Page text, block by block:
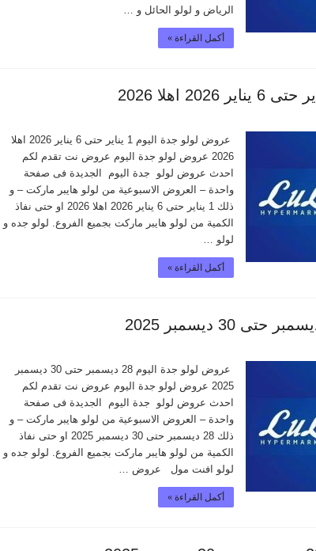
الرياض و لولو الحائل و …
أكمل القراءة »
عروض لولو جدة اليوم 1 يناير حتى 6 يناير 2026 اهلا
2026 عروض لولو جدة اليوم عروض نت تقدم لكم
احدث عروض لولو جدة اليوم الجديدة فى صفحة
واحدة – العروض الاسبوعية من لولو هايبر ماركت – و
ذلك 1 يناير حتى 6 يناير 2026 اهلا 2026 او حتى نفاذ
الكمية من لولو هايبر ماركت بجميع الفروع. لولو جده و
لولو …
أكمل القراءة »
عروض لولو جدة اليوم 28 ديسمبر حتى 30 ديسمبر
2025 عروض لولو جدة اليوم عروض نت تقدم لكم
احدث عروض لولو جدة اليوم الجديدة فى صفحة
واحدة – العروض الاسبوعية من لولو هايبر ماركت – و
ذلك 28 ديسمبر حتى 30 ديسمبر 2025 او حتى نفاذ
الكمية من لولو هايبر ماركت بجميع الفروع. لولو جده و
لولو افنت مول عروض …
أكمل القراءة »